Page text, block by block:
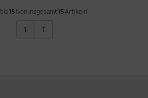
bis15 (von insgesamt15 Artikeln)
1